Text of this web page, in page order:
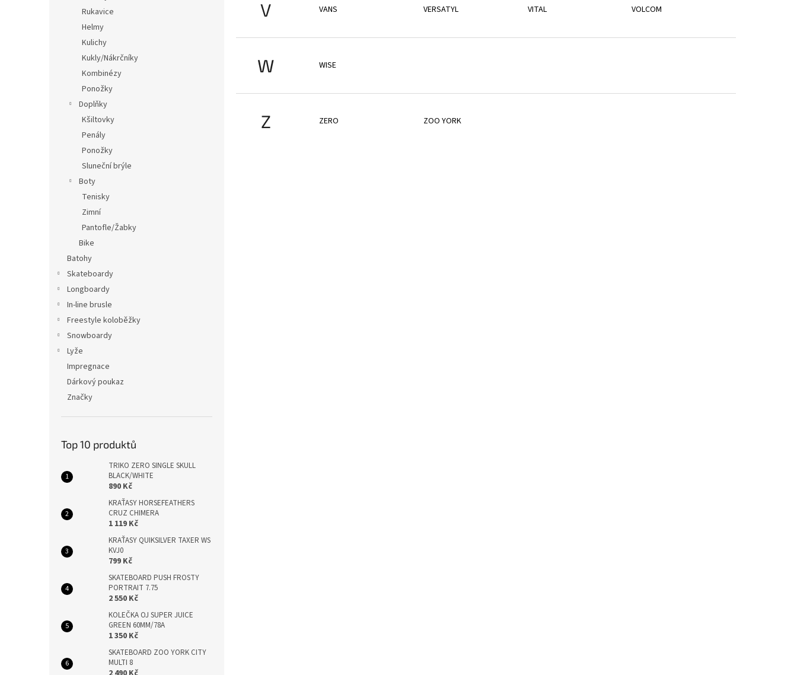
Rukavice
Helmy
Kulichy
Kukly/Nákrčníky
Kombinézy
Ponožky
Doplňky
Kšiltovky
Penály
Ponožky
Sluneční brýle
Boty
Tenisky
Zimní
Pantofle/Žabky
Bike
Batohy
Skateboardy
Longboardy
In-line brusle
Freestyle koloběžky
Snowboardy
Lyže
Impregnace
Dárkový poukaz
Značky
Top 10 produktů
TRIKO ZERO SINGLE SKULL
BLACK/WHITE
890 Kč
KRAŤASY HORSEFEATHERS
CRUZ CHIMERA
1 119 Kč
KRAŤASY QUIKSILVER TAXER WS
KVJ0
799 Kč
SKATEBOARD PUSH FROSTY
PORTRAIT 7.75
2 550 Kč
KOLEČKA OJ SUPER JUICE
GREEN 60MM/78A
1 350 Kč
SKATEBOARD ZOO YORK CITY
MULTI 8
V VANS VERSATYL VITAL VOLCOM
W WISE
Z ZERO ZOO YORK